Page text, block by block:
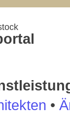
• Ä